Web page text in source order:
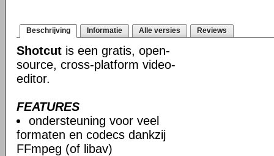
Beschrijving Informatie Alle versies Reviews
Shotcut is een gratis, open-
source, cross-platform video-
editor.
FEATURES
ondersteuning voor veel
formaten en codecs dankzij
FFmpeg (of libav)